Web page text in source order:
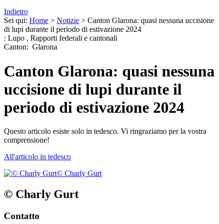
Indietro
Sei qui: Home > Notizie > Canton Glarona: quasi nessuna uccisione
di lupi durante il periodo di estivazione 2024
: Lupo , Rapporti federali e cantonali
Canton: Glarona
Canton Glarona: quasi nessuna
uccisione di lupi durante il
periodo di estivazione 2024
Questo articolo esiste solo in tedesco. Vi ringraziamo per la vostra
comprensione!
All'articolo in tedesco
© Charly Gurt
© Charly Gurt
Contatto